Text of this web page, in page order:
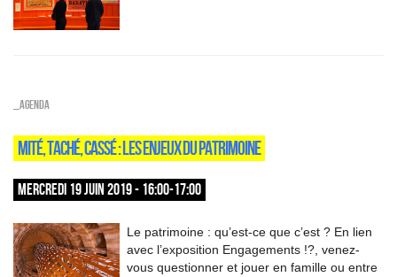
_Agenda
MITÉ, TACHÉ, CASSÉ : LES ENJEUX DU PATRIMOINE
MERCREDI 19 JUIN 2019 - 16:00-17:00
Le patrimoine : qu’est-ce que c’est ? En lien
avec l’exposition Engagements !?, venez-
vous questionner et jouer en famille ou entre